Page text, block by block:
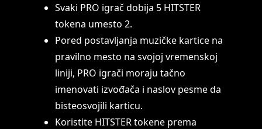
Svaki PRO igrač dobija 5 HITSTER
tokena umesto 2.
Pored postavljanja muzičke kartice na
pravilno mesto na svojoj vremenskoj
liniji, PRO igrači moraju tačno
imenovati izvođača i naslov pesme da
bisteosvojili karticu.
Koristite HITSTER tokene prema